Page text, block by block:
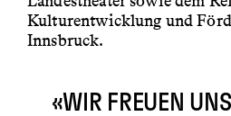
Kulturentwicklung und
Innsbruck.
«WIR FREUEN